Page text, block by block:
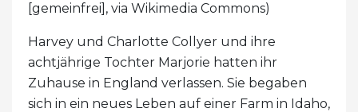
[gemeinfrei], via Wikimedia Commons)
Harvey und Charlotte Collyer und ihre
achtjährige Tochter Marjorie hatten ihr
Zuhause in England verlassen. Sie begaben
sich in ein neues Leben auf einer Farm in Idaho,